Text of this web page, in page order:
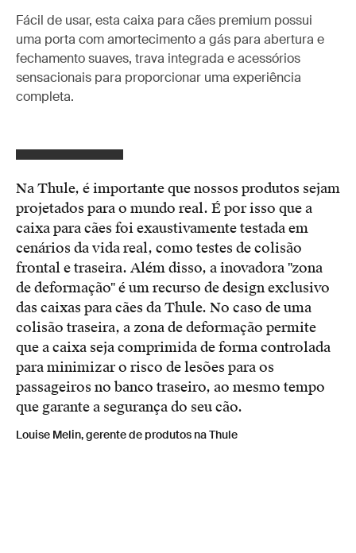
Fácil de usar, esta caixa para cães premium possui
uma porta com amortecimento a gás para abertura e
fechamento suaves, trava integrada e acessórios
sensacionais para proporcionar uma experiência
completa.
Na Thule, é importante que nossos produtos sejam
projetados para o mundo real. É por isso que a
caixa para cães foi exaustivamente testada em
cenários da vida real, como testes de colisão
frontal e traseira. Além disso, a inovadora "zona
de deformação" é um recurso de design exclusivo
das caixas para cães da Thule. No caso de uma
colisão traseira, a zona de deformação permite
que a caixa seja comprimida de forma controlada
para minimizar o risco de lesões para os
passageiros no banco traseiro, ao mesmo tempo
que garante a segurança do seu cão.
Louise Melin, gerente de produtos na Thule